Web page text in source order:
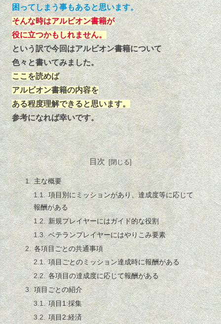
困ってしまう事もあると思います。
そんな時はアルビオン書籍が
役に立つかもしれません。
という訳で今回はアルビオン書籍について
色々と書いてみました。
ここを読めば
アルビオン書籍の内容を
ある程度理解できると思います。
参考になれば幸いです。
目次
主な概要
項目別にミッションがあり、達成度等に応じて
報酬がある
新規プレイヤーにはガイド的な役割
ベテランプレイヤーにはやりこみ要素
各項目ごとの共通事項
項目ごとのミッション達成時に報酬がある
各項目の達成度に応じて報酬がある
項目ごとの紹介
項目1:採集
項目2:経済